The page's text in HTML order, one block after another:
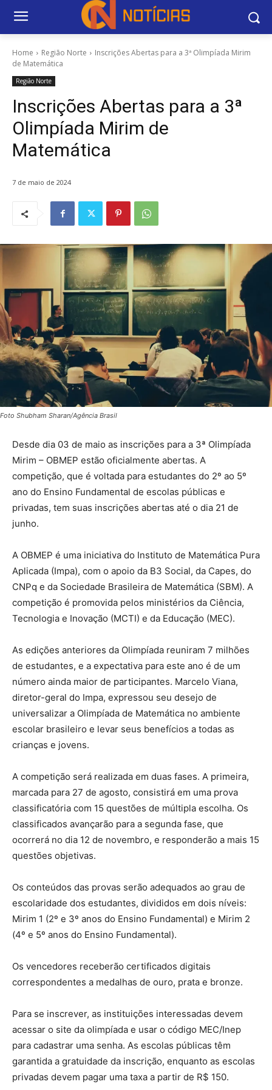
Home Região Norte
Inscrições Abertas para a 3ª Olimpíada Mirim
de Matemática
Região Norte
Inscrições Abertas para a 3ª
Olimpíada Mirim de
Matemática
7 de maio de 2024
Foto Shubham Sharan/Agência Brasil
Desde dia 03 de maio as inscrições para a 3ª Olimpíada
Mirim – OBMEP estão oficialmente abertas. A
competição, que é voltada para estudantes do 2º ao 5º
ano do Ensino Fundamental de escolas públicas e
privadas, tem suas inscrições abertas até o dia 21 de
junho.
A OBMEP é uma iniciativa do Instituto de Matemática Pura
Aplicada (Impa), com o apoio da B3 Social, da Capes, do
CNPq e da Sociedade Brasileira de Matemática (SBM). A
competição é promovida pelos ministérios da Ciência,
Tecnologia e Inovação (MCTI) e da Educação (MEC).
As edições anteriores da Olimpíada reuniram 7 milhões
de estudantes, e a expectativa para este ano é de um
número ainda maior de participantes. Marcelo Viana,
diretor-geral do Impa, expressou seu desejo de
universalizar a Olimpíada de Matemática no ambiente
escolar brasileiro e levar seus benefícios a todas as
crianças e jovens.
A competição será realizada em duas fases. A primeira,
marcada para 27 de agosto, consistirá em uma prova
classificatória com 15 questões de múltipla escolha. Os
classificados avançarão para a segunda fase, que
ocorrerá no dia 12 de novembro, e responderão a mais 15
questões objetivas.
Os conteúdos das provas serão adequados ao grau de
escolaridade dos estudantes, divididos em dois níveis:
Mirim 1 (2º e 3º anos do Ensino Fundamental) e Mirim 2
(4º e 5º anos do Ensino Fundamental).
Os vencedores receberão certificados digitais
correspondentes a medalhas de ouro, prata e bronze.
Para se inscrever, as instituições interessadas devem
acessar o site da olimpíada e usar o código MEC/Inep
para cadastrar uma senha. As escolas públicas têm
garantida a gratuidade da inscrição, enquanto as escolas
privadas devem pagar uma taxa a partir de R$ 150.